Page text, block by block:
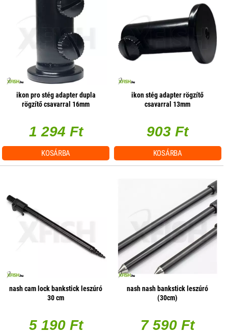
ikon pro stég adapter dupla
rögzítő csavarral 16mm
1 294 Ft
KOSÁRBA
ikon stég adapter rögzítő
csavarral 13mm
903 Ft
KOSÁRBA
nash cam lock bankstick leszúró
30 cm
5 190 Ft
nash nash bankstick leszúró
(30cm)
7 590 Ft